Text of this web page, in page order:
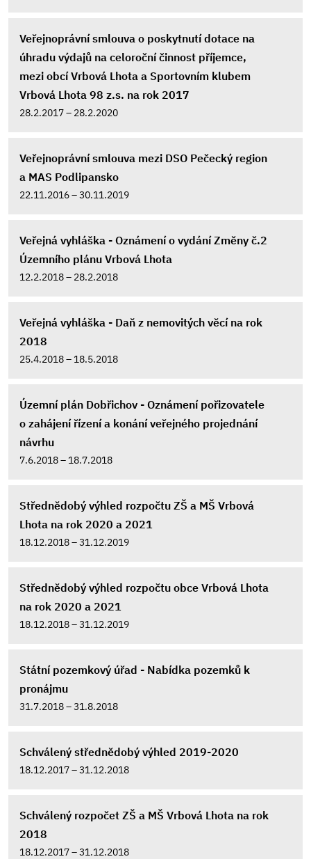
Veřejnoprávní smlouva o poskytnutí dotace na
úhradu výdajů na celoroční činnost příjemce,
mezi obcí Vrbová Lhota a Sportovním klubem
Vrbová Lhota 98 z.s. na rok 2017
28.2.2017 – 28.2.2020
Veřejnoprávní smlouva mezi DSO Pečecký region
a MAS Podlipansko
22.11.2016 – 30.11.2019
Veřejná vyhláška - Oznámení o vydání Změny č.2
Územního plánu Vrbová Lhota
12.2.2018 – 28.2.2018
Veřejná vyhláška - Daň z nemovitých věcí na rok
2018
25.4.2018 – 18.5.2018
Územní plán Dobřichov - Oznámení pořizovatele
o zahájení řízení a konání veřejného projednání
návrhu
7.6.2018 – 18.7.2018
Střednědobý výhled rozpočtu ZŠ a MŠ Vrbová
Lhota na rok 2020 a 2021
18.12.2018 – 31.12.2019
Střednědobý výhled rozpočtu obce Vrbová Lhota
na rok 2020 a 2021
18.12.2018 – 31.12.2019
Státní pozemkový úřad - Nabídka pozemků k
pronájmu
31.7.2018 – 31.8.2018
Schválený střednědobý výhled 2019-2020
18.12.2017 – 31.12.2018
Schválený rozpočet ZŠ a MŠ Vrbová Lhota na rok
2018
18.12.2017 – 31.12.2018